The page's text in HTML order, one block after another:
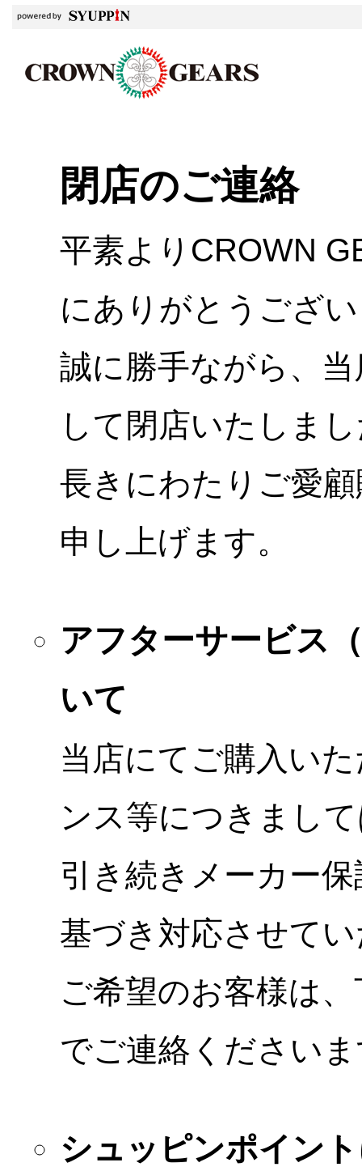
閉店のご連絡
平素よりCROWN
にありがとうござ
誠に勝手ながら、
して閉店いたしま
長きにわたりご愛
申し上げます。
アフターサービス
いて
当店にてご購入い
ンス等につきまし
引き続きメーカー
基づき対応させて
ご希望のお客様は
でご連絡ください
シュッピンポイン